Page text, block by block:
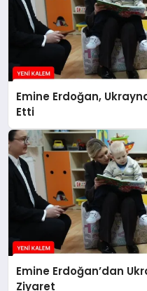
Emine Erdoğan,
Etti
Emine Erdoğan’dan
Ziyaret